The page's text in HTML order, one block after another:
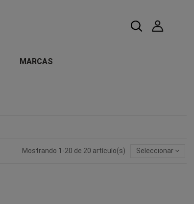
MARCAS
Mostrando 1-20 de 20 artículo(s) Seleccionar